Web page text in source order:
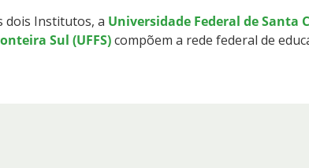
dois Institutos, a Universidade Federal de Santa
Sul (UFFS)compõem a rede federal de